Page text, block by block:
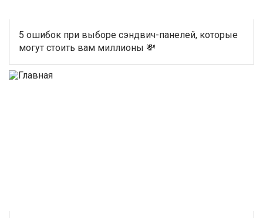
5 ошибок при выборе сэндвич-панелей, которые
могут стоить вам миллионы 💸